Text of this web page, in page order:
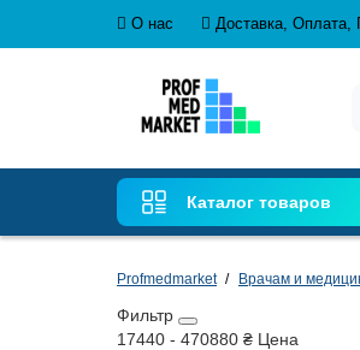
О нас Доставка, Оплата,
Каталог товаров
Profmedmarket Врачам и
Фильтр
17440 - 470880 ₴ Цена